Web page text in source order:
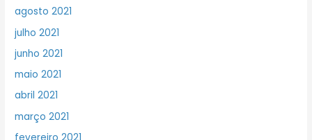
agosto 2021
julho 2021
junho 2021
maio 2021
abril 2021
março 2021